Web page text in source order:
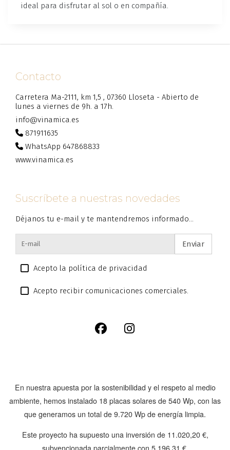
ideal para disfrutar al sol o en compañía.
Contacto
Carretera Ma-2111, km 1,5 , 07360 Lloseta - Abierto de
lunes a viernes de 9h. a 17h.
info@vinamica.es
871911635
WhatsApp 647868833
www.vinamica.es
Suscríbete a nuestras novedades
Déjanos tu e-mail y te mantendremos informado...
Enviar
Acepto la política de privacidad
Acepto recibir comunicaciones comerciales.
En nuestra apuesta por la sostenibilidad y el respeto al medio
ambiente, hemos instalado 18 placas solares de 540 Wp, con las
que generamos un total de 9.720 Wp de energía limpia.
Este proyecto ha supuesto una inversión de 11.020,20 €,
subvencionada parcialmente con 5.196,31 €.